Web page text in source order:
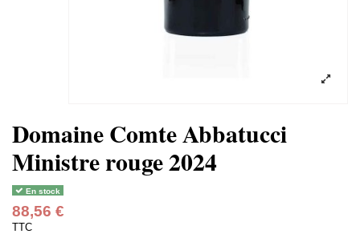
Domaine Comte Abbatucci
Ministre rouge 2024
En stock
88,56 €
TTC